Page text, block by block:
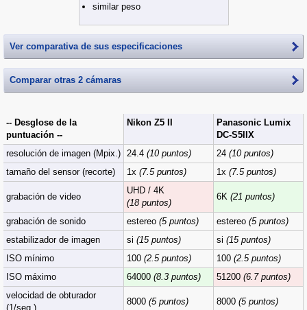
similar peso
Ver comparativa de sus especificaciones
Comparar otras 2 cámaras
-- Desglose de la
puntuación --
Nikon Z5 II
Panasonic Lumix
DC-S5IIX
resolución de imagen (Mpix.) 24.4 (10 puntos) 24 (10 puntos)
tamaño del sensor (recorte)
1x (7.5 puntos) 1x (7.5 puntos)
grabación de video
UHD / 4K
(18 puntos)
6K (21 puntos)
grabación de sonido estereo (5 puntos) estereo (5 puntos)
estabilizador de imagen
si (15 puntos) si (15 puntos)
ISO mínimo
100 (2.5 puntos) 100 (2.5 puntos)
ISO máximo
64000 (8.3 puntos) 51200 (6.7 puntos)
velocidad de obturador
(1/seg.)
8000 (5 puntos) 8000 (5 puntos)